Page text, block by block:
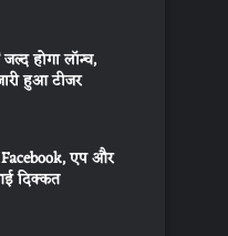
होगा लॉन्च,
हुआ टीजर
एप और
दिक्कत